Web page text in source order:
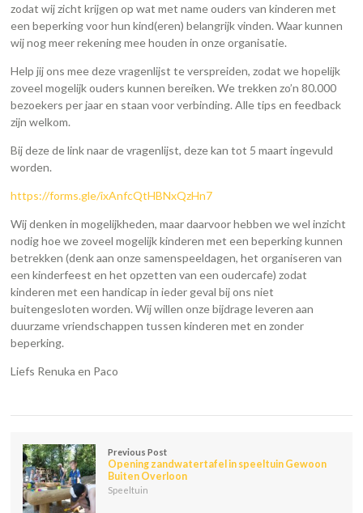
zodat wij zicht krijgen op wat met name ouders van kinderen met
een beperking voor hun kind(eren) belangrijk vinden. Waar kunnen
wij nog meer rekening mee houden in onze organisatie.
Help jij ons mee deze vragenlijst te verspreiden, zodat we hopelijk
zoveel mogelijk ouders kunnen bereiken. We trekken zo’n 80.000
bezoekers per jaar en staan voor verbinding. Alle tips en feedback
zijn welkom.
Bij deze de link naar de vragenlijst, deze kan tot 5 maart ingevuld
worden.
https://forms.gle/ixAnfcQtHBNxQzHn7
Wij denken in mogelijkheden, maar daarvoor hebben we wel inzicht
nodig hoe we zoveel mogelijk kinderen met een beperking kunnen
betrekken (denk aan onze samenspeeldagen, het organiseren van
een kinderfeest en het opzetten van een oudercafe) zodat
kinderen met een handicap in ieder geval bij ons niet
buitengesloten worden. Wij willen onze bijdrage leveren aan
duurzame vriendschappen tussen kinderen met en zonder
beperking.
Liefs Renuka en Paco
Previous Post
Opening zandwatertafel in speeltuin Gewoon
Buiten Overloon
Speeltuin